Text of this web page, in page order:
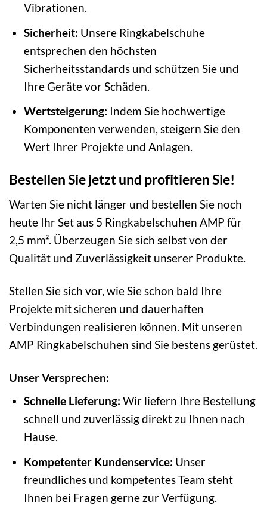
Vibrationen.
Sicherheit: Unsere Ringkabelschuhe
entsprechen den höchsten
Sicherheitsstandards und schützen Sie und
Ihre Geräte vor Schäden.
Wertsteigerung: Indem Sie hochwertige
Komponenten verwenden, steigern Sie den
Wert Ihrer Projekte und Anlagen.
Bestellen Sie jetzt und profitieren Sie!
Warten Sie nicht länger und bestellen Sie noch
heute Ihr Set aus 5 Ringkabelschuhen AMP für
2,5 mm². Überzeugen Sie sich selbst von der
Qualität und Zuverlässigkeit unserer Produkte.
Stellen Sie sich vor, wie Sie schon bald Ihre
Projekte mit sicheren und dauerhaften
Verbindungen realisieren können. Mit unseren
AMP Ringkabelschuhen sind Sie bestens gerüstet.
Unser Versprechen:
Schnelle Lieferung: Wir liefern Ihre Bestellung
schnell und zuverlässig direkt zu Ihnen nach
Hause.
Kompetenter Kundenservice: Unser
freundliches und kompetentes Team steht
Ihnen bei Fragen gerne zur Verfügung.